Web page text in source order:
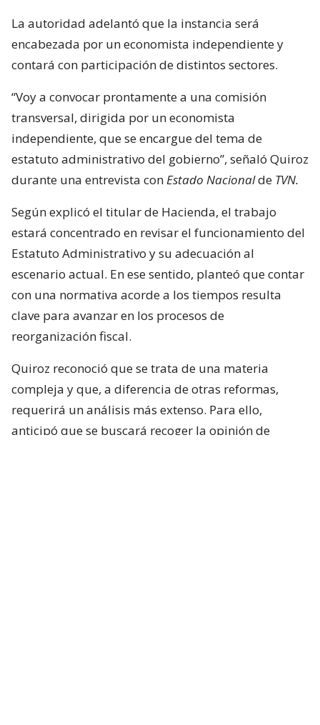
La autoridad adelantó que la instancia será
encabezada por un economista independiente y
contará con participación de distintos sectores.
“Voy a convocar prontamente a una comisión
transversal, dirigida por un economista
independiente, que se encargue del tema de
estatuto administrativo del gobierno”, señaló Quiroz
durante una entrevista con Estado Nacionalde TVN.
Según explicó el titular de Hacienda, el trabajo
estará concentrado en revisar el funcionamiento del
Estatuto Administrativo y su adecuación al
escenario actual. En ese sentido, planteó que contar
con una normativa acorde a los tiempos resulta
clave para avanzar en los procesos de
reorganización fiscal.
Quiroz reconoció que se trata de una materia
compleja y que, a diferencia de otras reformas,
requerirá un análisis más extenso. Para ello,
anticipó que se buscará recoger la opinión de